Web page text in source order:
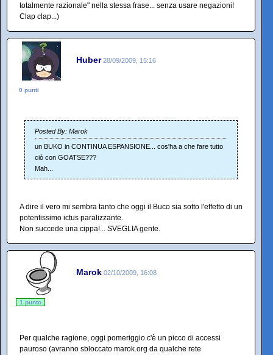
totalmente razionale" nella stessa frase... senza usare negazioni!
Clap clap...)
Huber 28/09/2009, 15:16
0 punti
Posted By: Marok
un BUKO in CONTINUA ESPANSIONE... cos'ha a che fare tutto
ciò con GOATSE???
Mah...
A dire il vero mi sembra tanto che oggi il Buco sia sotto l'effetto di un
potentissimo ictus paralizzante.
Non succede una cippa!... SVEGLIA gente.
Marok 02/10/2009, 16:08
1 punto
Per qualche ragione, oggi pomeriggio c'è un picco di accessi
pauroso (avranno sbloccato marok.org da qualche rete